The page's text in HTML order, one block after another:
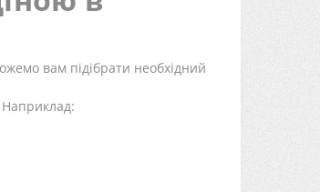
вам підібрати необхідний